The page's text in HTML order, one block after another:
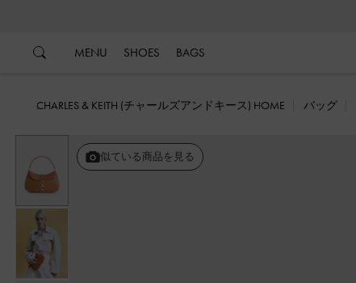
MENU SHOES BAGS
CHARLES & KEITH (チャールズアンドキース) HOME バッグ
似ている商品を見る